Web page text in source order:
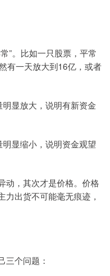
”。比如一只股票，平常
有一天放大到16亿，或者
显放大，说明有新资金
显缩小，说明资金观望
动，其次才是价格。价格
出货不可能毫无痕迹，
三个问题：